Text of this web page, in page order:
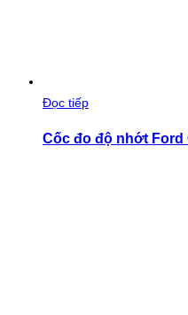
Đọc tiếp
Cốc đo độ nhớt